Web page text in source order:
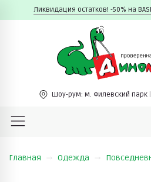
Ликвидация остатков! -50% на
Шоу-рум: м. Филевский парк
Главная Одежда